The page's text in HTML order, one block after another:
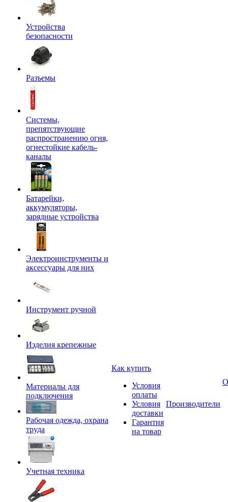
Устройства
безопасности
Разъемы
Системы,
препятствующие
распространению огня,
огнестойкие кабель-
каналы
Батарейки,
аккумуляторы,
зарядные устройства
Электроинструменты и
аксессуары для них
Инструмент ручной
Изделия крепежные
Материалы для
подключения
Рабочая одежда, охрана
труда
Учетная техника
Как купить
Условия
оплаты
Условия
доставки
Гарантия
на товар
Производители